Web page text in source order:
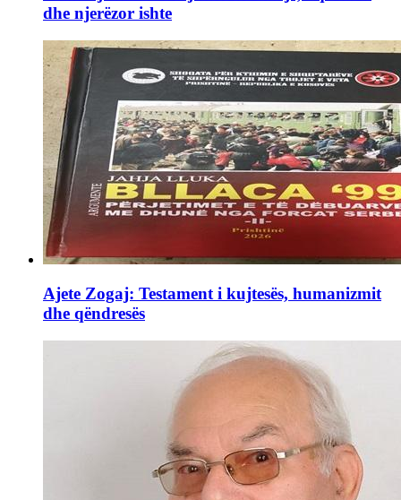
dhe njerëzor ishte
Ajete Zogaj: Testament i kujtesës, humanizmit
dhe qëndresës